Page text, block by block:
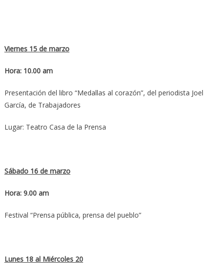
Viernes 15 de marzo
Hora: 10.00 am
Presentación del libro “Medallas al corazón”, del periodista Joel
García, de Trabajadores
Lugar: Teatro Casa de la Prensa
Sábado 16 de marzo
Hora: 9.00 am
Festival “Prensa pública, prensa del pueblo”
Lunes 18 al Miércoles 20